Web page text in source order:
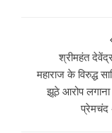
श्रीमहंत
महाराज के विरुद्ध
झूठे आरोप लगाना
प्रेमचंद